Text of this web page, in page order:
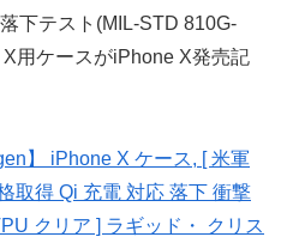
下テスト(MIL-STD 810G-
用ケースがiPhone X発売記
】 iPhone X ケース, [ 米軍
取得 Qi 充電 対応 落下 衝撃
クリア ] ラギッド・ クリス